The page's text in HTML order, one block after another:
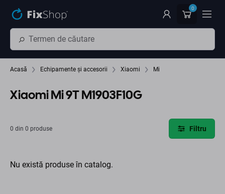
0
Acasă Echipamente și accesorii Xiaomi Mi
Xiaomi Mi 9T M1903F10G
0 din 0 produse Filtru
Nu există produse în catalog.